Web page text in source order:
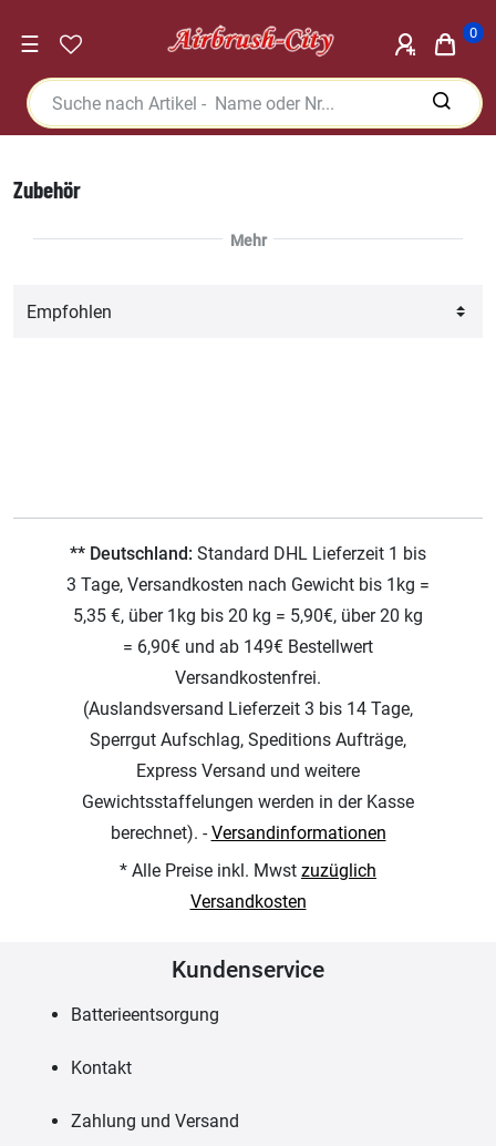
☰ 0
Zubehör
** Deutschland: Standard DHL Lieferzeit 1 bis
3 Tage, Versandkosten nach Gewicht bis 1kg =
5,35 €, über 1kg bis 20 kg = 5,90€, über 20 kg
= 6,90€ und ab 149€ Bestellwert
Versandkostenfrei.
(Auslandsversand Lieferzeit 3 bis 14 Tage,
Sperrgut Aufschlag, Speditions Aufträge,
Express Versand und weitere
Gewichtsstaffelungen werden in der Kasse
berechnet). -Versandinformationen
* Alle Preise inkl. Mwst zuzüglich
Versandkosten
Kundenservice
Batterieentsorgung
Kontakt
Zahlung und Versand